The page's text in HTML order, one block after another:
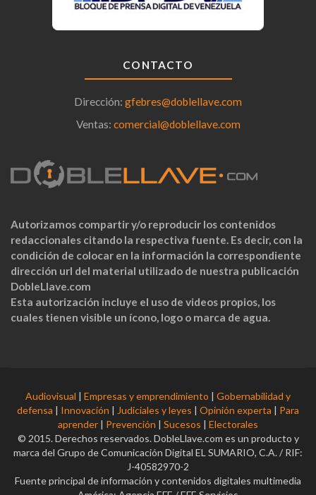
CONTACTO
Dirección: gfebres@doblellave.com
Ventas: comercial@doblellave.com
Autorizamos compartir y/o reproducir los contenidos
redaccionales citando la respectiva fuente. Es decir, con la
condición de colocar en la información la correspondiente
dirección url del material utilizado de nuestra publicación
DobleLlave.com
Esta autorización incluye el uso de videos propios, los
cuales tienen visible un ícono, logo o marca de agua.
Audiovisual | Empresas y emprendimiento | Gobernabilidad y
defensa | Innovación | Judiciales y leyes | Opinión experta | Para
aprender | Prevención | Sucesos | Electorales
© 2015. Derechos reservados. DobleLlave.com es un producto y
marca del Grupo de Comunicación Digital EL SUMARIO, C.A. / RIF:
J-40582970-2
Fuente principal de información y contenidos digitales multimedia